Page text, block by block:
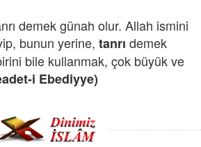
demek günah olur. Allah ismini
bunun yerine, tanrı demek
bile kullanmak, çok büyük ve
i Ebediyye)